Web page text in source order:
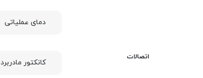
دمای عملیاتی
اتصالات
کانکتور مادربرد